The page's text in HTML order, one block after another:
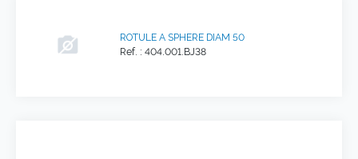
ROTULE A SPHERE DIAM 50
Ref. : 404.001.BJ38